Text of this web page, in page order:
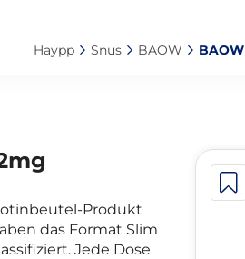
Haypp‎ Snus‎ BAOW‎
Produkt
das Format Slim
Jede Dose